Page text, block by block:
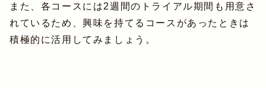
また、各コースには2週間のトライアル期間も用意さ
れているため、興味を持てるコースがあったときは
積極的に活用してみましょう。